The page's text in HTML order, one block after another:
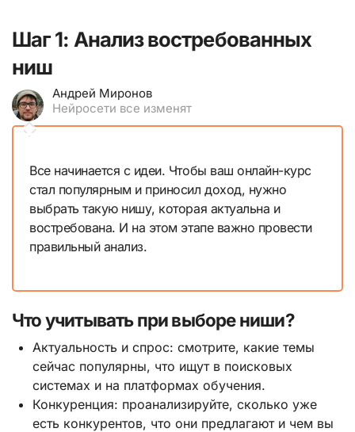
Шаг 1: Анализ востребованных
ниш
Андрей Миронов
Нейросети все изменят
Все начинается с идеи. Чтобы ваш онлайн-курс
стал популярным и приносил доход, нужно
выбрать такую нишу, которая актуальна и
востребована. И на этом этапе важно провести
правильный анализ.
Что учитывать при выборе ниши?
Актуальность и спрос: смотрите, какие темы
сейчас популярны, что ищут в поисковых
системах и на платформах обучения.
Конкуренция: проанализируйте, сколько уже
есть конкурентов, что они предлагают и чем вы